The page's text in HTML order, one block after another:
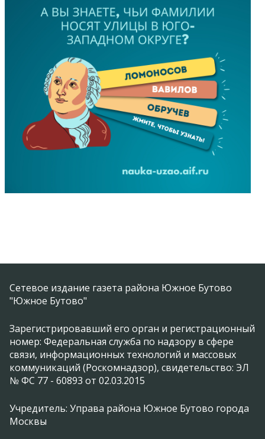
Сетевое издание газета района Южное Бутово
"Южное Бутово"
Зарегистрировавший его орган и регистрационный
номер: Федеральная служба по надзору в сфере
связи, информационных технологий и массовых
коммуникаций (Роскомнадзор), свидетельство: ЭЛ
№ ФС 77 - 60893 от 02.03.2015
Учредитель: Управа района Южное Бутово города
Москвы